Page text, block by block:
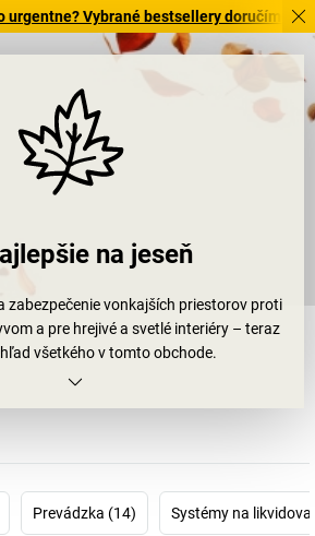
Vybrané bestsellery doručíme do 72
na jeseň
zabezpečenie vonkajších priestorov proti
a pre hrejivé a svetlé interiéry – teraz
všetkého v tomto obchode.
Prevádzka (14) Systémy na